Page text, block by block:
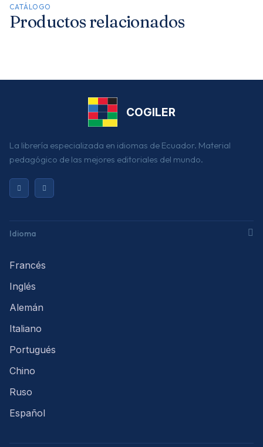
CATÁLOGO
Productos relacionados
COGILER
La librería especializada en idiomas de Ecuador. Material
pedagógico de las mejores editoriales del mundo.
Idioma
Francés
Inglés
Alemán
Italiano
Portugués
Chino
Ruso
Español